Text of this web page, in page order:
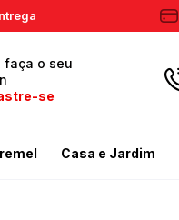
faça o seu
se
Casa e Jardim